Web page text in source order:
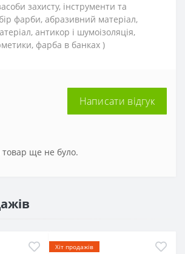
захисту, інструменти та
фарби, абразивний матеріал,
антикор і шумоізоляція,
фарба в банках )
Написати відгук
товар ще не було.
Хіт продажів